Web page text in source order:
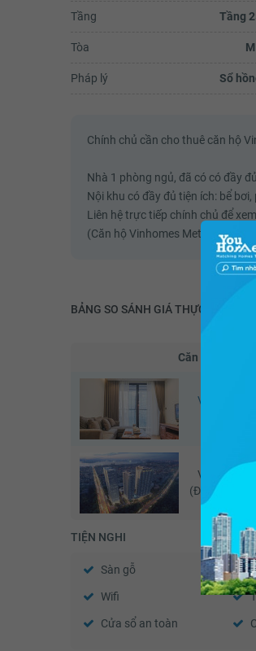
Tầng Tầng
Tòa
Pháp lý Sổ
Chính chủ cần cho thuê căn hộ
Nhà 1 phòng ngủ, đã có có đầy
Nội khu có đầy đủ tiện ích: bể
Liên hệ trực tiếp chính chủ để
(Căn hộ Vinhomes Metropolis -
BẢNG SO SÁNH GIÁ THỰC
Căn hộ
Vinhomes
(Căn
Vinhomes
(Đã giao dịch
TIỆN NGHI
Sàn gỗ
Wifi
Cửa sổ an toàn
hồ Thủ